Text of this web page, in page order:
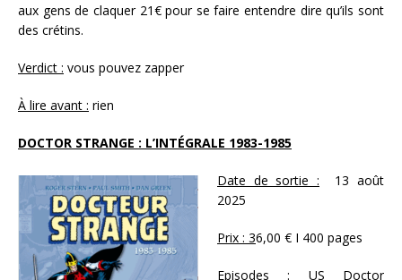
aux gens de claquer 21€ pour se faire entendre dire qu’ils sont
des crétins.
Verdict : vous pouvez zapper
À lire avant : rien
DOCTOR STRANGE : L’INTÉGRALE 1983-1985
Date de sortie : 13 août
2025
Prix : 36,00 € I 400 pages
Episodes : US Doctor